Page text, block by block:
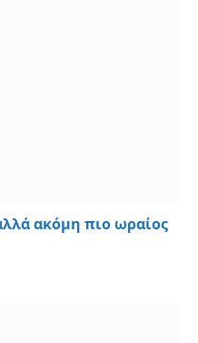
ακόμη πιο ωραίος